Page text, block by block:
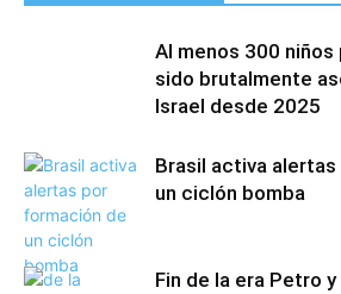
Al menos 300 niños
sido brutalmente
Israel desde 2025
Brasil activa
un ciclón bomba
Fin de la era Petro